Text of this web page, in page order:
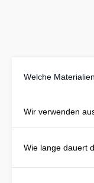
Welche
Wir verwenden
Wie lange dauert